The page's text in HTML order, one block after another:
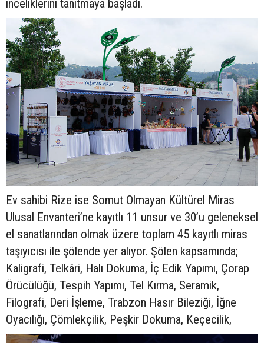
inceliklerini tanıtmaya başladı.
Ev sahibi Rize ise Somut Olmayan Kültürel Miras
Ulusal Envanteri’ne kayıtlı 11 unsur ve 30’u geleneksel
el sanatlarından olmak üzere toplam 45 kayıtlı miras
taşıyıcısı ile şölende yer alıyor. Şölen kapsamında;
Kaligrafi, Telkâri, Halı Dokuma, İç Edik Yapımı, Çorap
Örücülüğü, Tespih Yapımı, Tel Kırma, Seramik,
Filografi, Deri İşleme, Trabzon Hasır Bileziği, İğne
Oyacılığı, Çömlekçilik, Peşkir Dokuma, Keçecilik,